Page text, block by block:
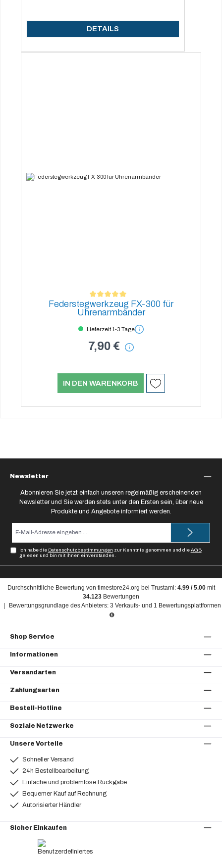
DETAILS
Durchschnittliche Bewertung von 5 von 5 Sternen
Federstegwerkzeug FX-300 für
Uhrenarmbänder
Lieferzeit 1-3 Tage
7,90 €
IN DEN WARENKORB
Durchschnittliche Bewertung von timestore24.org bei Trustami: 4.99/5.00mit
34.123 Bewertungen
|
Bewertungsgrundlage des Anbieters: 3 Verkaufs- und 1 Bewertungsplattformen
Newsletter
Abonnieren Sie jetzt einfach unseren regelmäßig erscheinenden
Newsletter und Sie werden stets unter den Ersten sein, über neue
Produkte und Angebote informiert werden.
Ich habe die Datenschutzbestimmungen zur Kenntnis genommen und dieAGB
gelesen und bin mit ihnen einverstanden.
Shop Service
Informationen
Versandarten
Zahlungsarten
Bestell-Hotline
Soziale Netzwerke
Unsere Vorteile
Schneller Versand
24h Bestellbearbeitung
Einfache und problemlose Rückgabe
Bequemer Kauf auf Rechnung
Autorisierter Händler
Sicher Einkaufen